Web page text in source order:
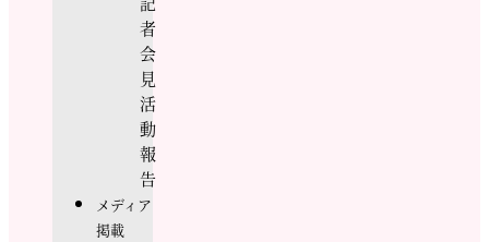
者
会
見
活
動
報
告
メディア
掲載